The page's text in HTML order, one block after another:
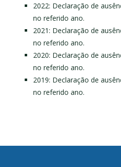
2022: Declaração de
no referido ano.
2021: Declaração de
no referido ano.
2020: Declaração de
no referido ano.
2019: Declaração de
no referido ano.